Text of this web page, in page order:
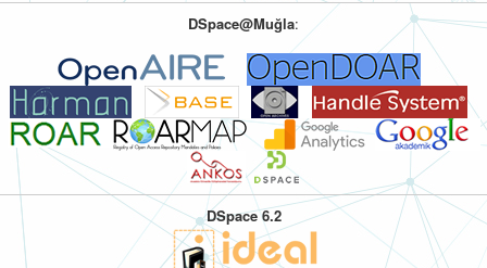
DSpace@Muğla:
DSpace 6.2